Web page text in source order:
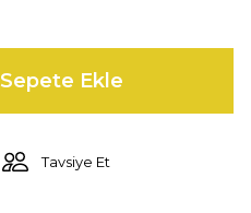
Sepete Ekle
Tavsiye Et